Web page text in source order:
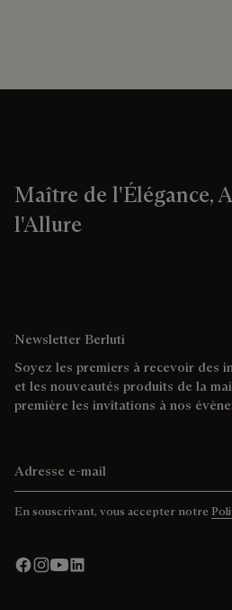
Maître de l'Élégance,
l'Allure
Newsletter Berluti
Soyez les premiers à recevoir des
et les nouveautés produits de la
première les invitations à nos
En souscrivant, vous accepter notre